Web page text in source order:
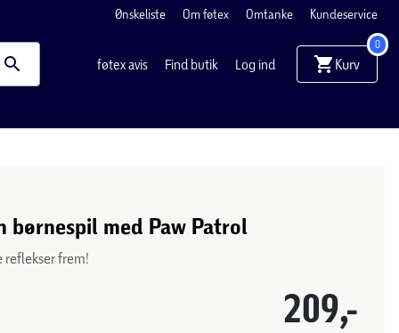
Ønskeliste Om føtex Omtanke Kundeservice
føtex avis Find butik Log ind Kurv
0
børnespil med Paw Patrol
frem!
209,-